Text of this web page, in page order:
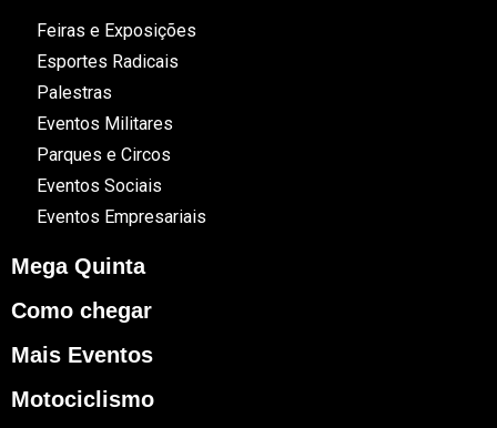
Feiras e Exposições
Esportes Radicais
Palestras
Eventos Militares
Parques e Circos
Eventos Sociais
Eventos Empresariais
Mega Quinta
Como chegar
Mais Eventos
Motociclismo